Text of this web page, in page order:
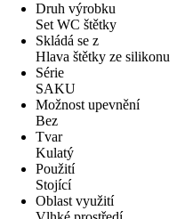
Druh výrobku
Set WC štětky
Skládá se z
Hlava štětky ze silikonu
Série
SAKU
Možnost upevnění
Bez
Tvar
Kulatý
Použití
Stojící
Oblast využití